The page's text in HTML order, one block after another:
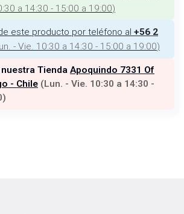
a 14:30 - 15:00 a 19:00)
este producto por teléfono al +56 2
- Vie. 10:30 a 14:30 - 15:00 a 19:00)
Tienda Apoquindo 7331 Of
- Chile (Lun. - Vie. 10:30 a 14:30 -
)